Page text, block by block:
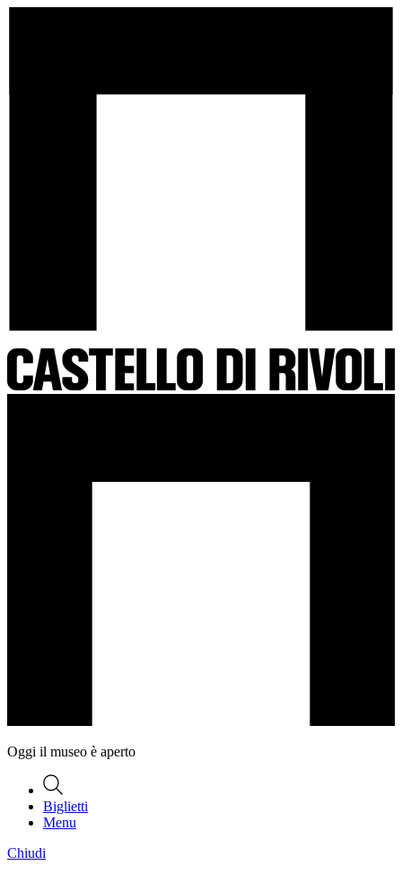
all'homepage
Oggi il museo è aperto
Biglietti
Menu
Chiudi